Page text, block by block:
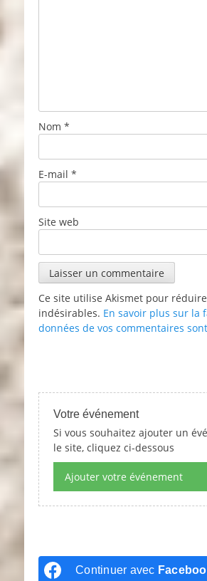
Nom *
E-mail *
Site web
Ce site utilise Akismet pour
indésirables. En savoir plus sur la
données de vos commentaires
Votre événement
Si vous souhaitez ajouter un
le site, cliquez ci-dessous
Ajouter votre événement
Continuer avec